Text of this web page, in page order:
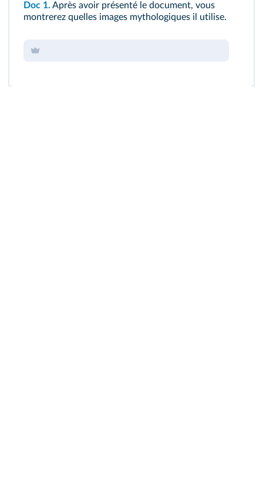
Doc 1. Après avoir présenté le document, vous
montrerez quelles images mythologiques il utilise.